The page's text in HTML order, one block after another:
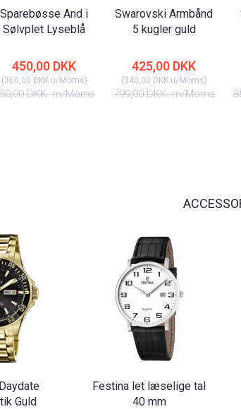
Sparebøsse And i
Sølvplet Lyseblå
450,00 DKK
(360,00 DKKu/Moms)
DKKm/Moms
Swarovski Armbånd
5 kugler guld
425,00 DKK
(340,00 DKKu/Moms)
799,00 DKKm/Moms
Guld
Festina let læselige tal
40 mm